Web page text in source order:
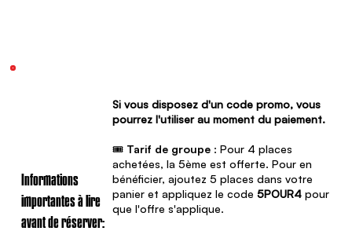
Informations
importantes à lire
avant de réserver:
Si vous disposez d'un code promo, vous
pourrez l'utiliser au moment du paiement.
🎟️ Tarif de groupe : Pour 4 places
achetées, la 5ème est offerte. Pour en
bénéficier, ajoutez 5 places dans votre
panier et appliquez le code5POUR4 pour
que l'offre s'applique.